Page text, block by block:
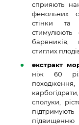
сприяють
фенольних
стінки та
стимулюють
барвників,
стиглих
екстракт
ніж 60
походження,
сполуки,